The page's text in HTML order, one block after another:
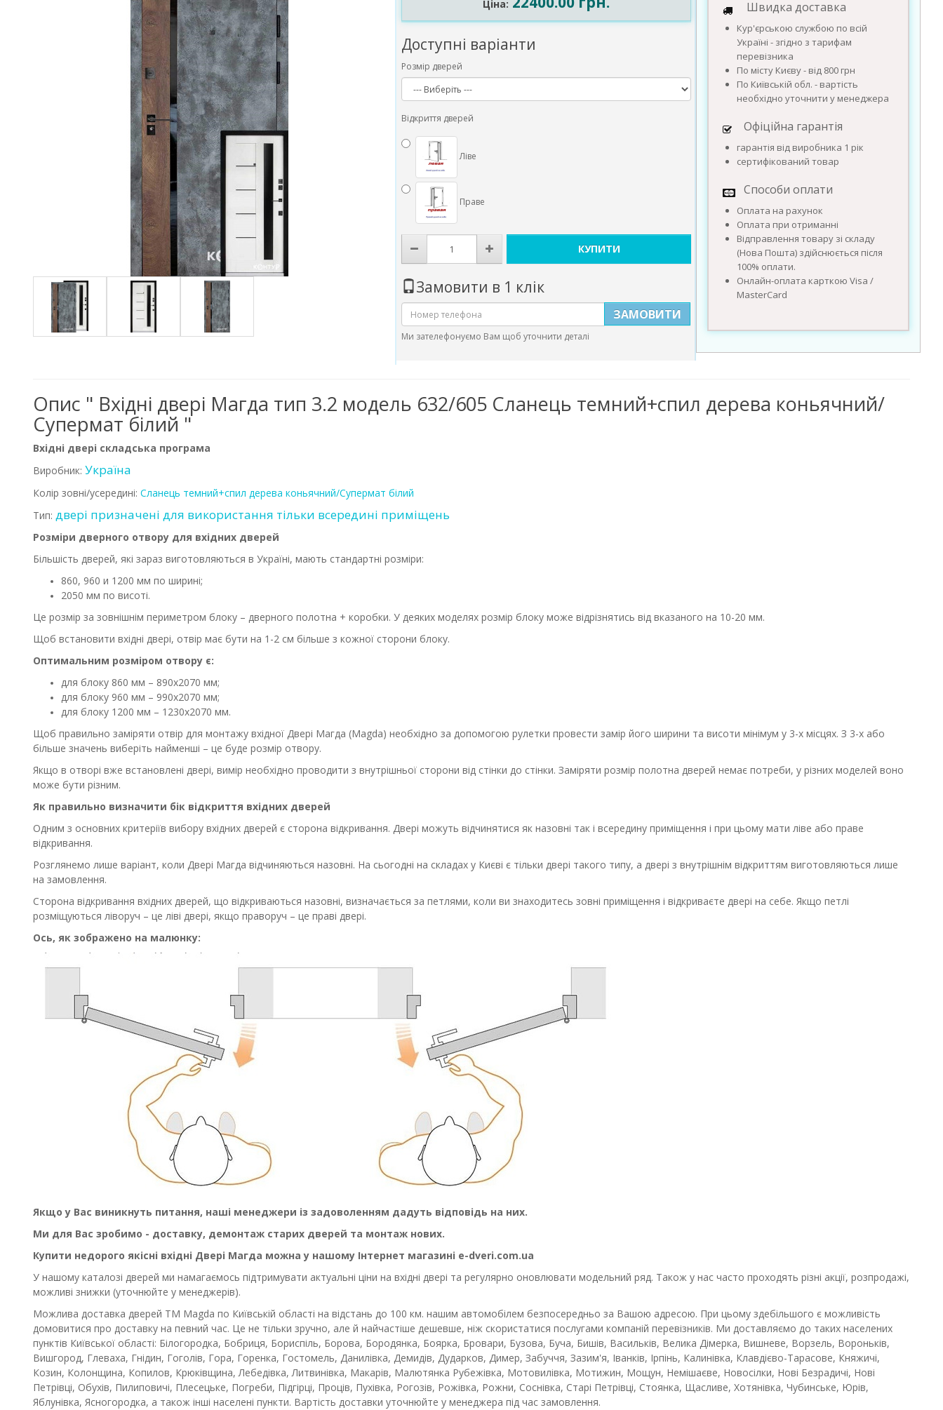
Ціна:
Доступні варіанти
Розмір дверей
Відкриття дверей
Ліве
Праве
КУПИТИ
Замовити в 1 клік
ЗАМОВИТИ
Ми зателефонуємо Вам щоб уточнити деталі
Швидка доставка
Кур'єрською службою по всій
Україні - згідно з тарифам
перевізника
По місту Києву - від 800 грн
По Київській обл. - вартість
необхідно уточнити у менеджера
Офіційна гарантія
гарантія від виробника 1 рік
сертифікований товар
Способи оплати
Оплата на рахунок
Оплата при отриманні
Відправлення товару зі складу
(Нова Пошта) здійснюється після
100% оплати.
Онлайн-оплата карткою Visa /
MasterCard
Опис " Вхідні двері Магда тип 3.2 модель 632/605 Сланець темний+спил дерева коньячний/
Супермат білий "
Вхідні двері складська програма
Виробник: Україна
Колір зовні/усередині: Сланець темний+спил дерева коньячний/Супермат білий
Тип: двері призначені для використання тільки всередині приміщень
Розміри дверного отвору для вхідних дверей
Більшість дверей, які зараз виготовляються в Україні, мають стандартні розміри:
860, 960 и 1200 мм по ширині;
2050 мм по висоті.
Це розмір за зовнішнім периметром блоку – дверного полотна + коробки. У деяких моделях розмір блоку може відрізнятись від вказаного на 10-20 мм.
Щоб встановити вхідні двері, отвір має бути на 1-2 см більше з кожної сторони блоку.
Оптимальним розміром отвору є:
для блоку 860 мм – 890х2070 мм;
для блоку 960 мм – 990х2070 мм;
для блоку 1200 мм – 1230х2070 мм.
Щоб правильно заміряти отвір для монтажу вхідної Двері Магда (Magda) необхідно за допомогою рулетки провести замір його ширини та висоти мінімум у 3-х місцях. З 3-х або
більше значень виберіть найменші – це буде розмір отвору.
Якщо в отворі вже встановлені двері, вимір необхідно проводити з внутрішньої сторони від стінки до стінки. Заміряти розмір полотна дверей немає потреби, у різних моделей воно
може бути різним.
Як правильно визначити бік відкриття вхідних дверей
Одним з основних критеріїв вибору вхідних дверей є сторона відкривання. Двері можуть відчинятися як назовні так і всередину приміщення і при цьому мати ліве або праве
відкривання.
Розглянемо лише варіант, коли Двері Магда відчиняються назовні. На сьогодні на складах у Києві є тільки двері такого типу, а двері з внутрішнім відкриттям виготовляються лише
на замовлення.
Сторона відкривання вхідних дверей, що відкриваються назовні, визначається за петлями, коли ви знаходитесь зовні приміщення і відкриваєте двері на себе. Якщо петлі
розміщуються ліворуч – це ліві двері, якщо праворуч – це праві двері.
Ось, як зображено на малюнку:
Якщо у Вас виникнуть питання, наші менеджери із задоволенням дадуть відповідь на них.
Ми для Вас зробимо - доставку, демонтаж старих дверей та монтаж нових.
Купити недорого якісні вхідні Двері Магда можна у нашому Інтернет магазині e-dveri.com.ua
У нашому каталозі дверей ми намагаємось підтримувати актуальні ціни на вхідні двері та регулярно оновлювати модельний ряд. Також у нас часто проходять різні акції, розпродажі,
можливі знижки (уточнюйте у менеджерів).
Можлива доставка дверей ТМ Magda по Київській області на відстань до 100 км. нашим автомобілем безпосередньо за Вашою адресою. При цьому здебільшого є можливість
домовитися про доставку на певний час. Це не тільки зручно, але й найчастіше дешевше, ніж скористатися послугами компаній перевізників. Ми доставляємо до таких населених
пунктів Київської області: Білогородка, Бобриця, Бориспіль, Борова, Бородянка, Боярка, Бровари, Бузова, Буча, Бишів, Васильків, Велика Дімерка, Вишневе, Ворзель, Вороньків,
Вишгород, Глеваха, Гнідин, Гоголів, Гора, Горенка, Гостомель, Данилівка, Демидів, Дударков, Димер, Забуччя, Зазим'я, Іванків, Ірпінь, Калинівка, Клавдієво-Тарасове, Княжичі,
Козин, Колонщина, Копилов, Крюківщина, Лебедівка, Литвинівка, Макарів, Малютянка Рубежівка, Мотовилівка, Мотижин, Мощун, Немішаєве, Новосілки, Нові Безрадичі, Нові
Петрівці, Обухів, Пилиповичі, Плесецьке, Погреби, Підгірці, Проців, Пухівка, Рогозів, Рожівка, Рожни, Соснівка, Старі Петрівці, Стоянка, Щасливе, Хотянівка, Чубинське, Юрів,
Яблунівка, Ясногородка, а також інші населені пункти. Вартість доставки уточнюйте у менеджера під час замовлення.